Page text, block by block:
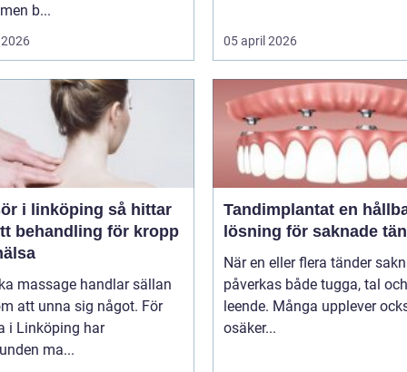
b...
05 april 2026
linköping så hittar
behandling för kropp
massage handlar sällan
att unna sig något. För
i Linköping har
ma...
Tandimplantat en hållbar
lösning för saknade
När en eller flera tänder
påverkas både tugga, tal och
leende. Många upplever
osäker...